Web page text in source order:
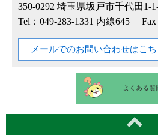
350-0292 埼玉県坂戸市千代田1-
Tel：049-283-1331 内線645
メールでのお問い合わせはこち